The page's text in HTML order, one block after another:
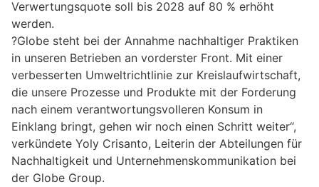
Verwertungsquote soll bis 2028 auf 80 % erhöht
werden.
?Globe steht bei der Annahme nachhaltiger Praktiken
in unseren Betrieben an vorderster Front. Mit einer
verbesserten Umweltrichtlinie zur Kreislaufwirtschaft,
die unsere Prozesse und Produkte mit der Forderung
nach einem verantwortungsvolleren Konsum in
Einklang bringt, gehen wir noch einen Schritt weiter“,
verkündete Yoly Crisanto, Leiterin der Abteilungen für
Nachhaltigkeit und Unternehmenskommunikation bei
der Globe Group.